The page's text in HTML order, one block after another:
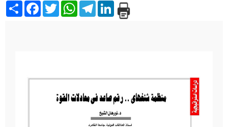
Share Facebook
TwitterWhatsAppTelegramLinkedIn